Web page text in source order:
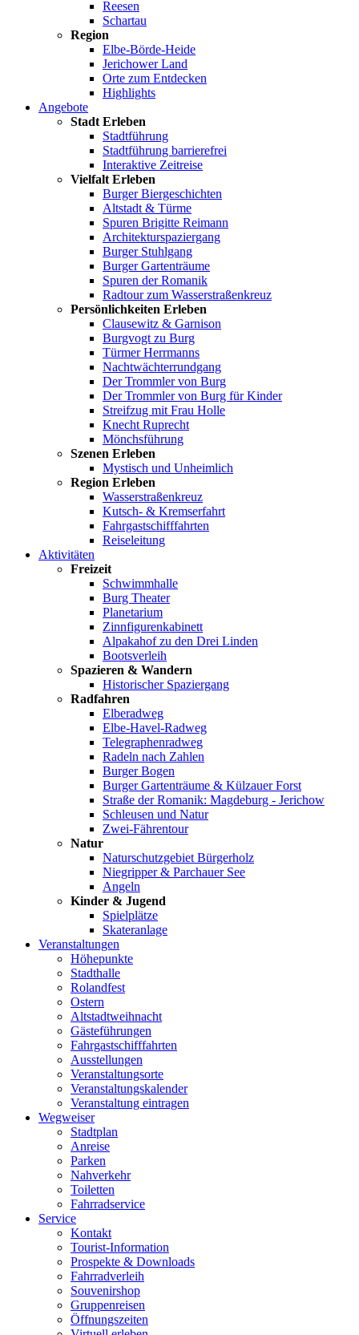
Reesen
Schartau
Region
Elbe-Börde-Heide
Jerichower Land
Orte zum Entdecken
Highlights
Angebote
Stadt Erleben
Stadtführung
Stadtführung barrierefrei
Interaktive Zeitreise
Vielfalt Erleben
Burger Biergeschichten
Altstadt & Türme
Spuren Brigitte Reimann
Architekturspaziergang
Burger Stuhlgang
Burger Gartenträume
Spuren der Romanik
Radtour zum Wasserstraßenkreuz
Persönlichkeiten Erleben
Clausewitz & Garnison
Burgvogt zu Burg
Türmer Herrmanns
Nachtwächterrundgang
Der Trommler von Burg
Der Trommler von Burg für Kinder
Streifzug mit Frau Holle
Knecht Ruprecht
Mönchsführung
Szenen Erleben
Mystisch und Unheimlich
Region Erleben
Wasserstraßenkreuz
Kutsch- & Kremserfahrt
Fahrgastschifffahrten
Reiseleitung
Aktivitäten
Freizeit
Schwimmhalle
Burg Theater
Planetarium
Zinnfigurenkabinett
Alpakahof zu den Drei Linden
Bootsverleih
Spazieren & Wandern
Historischer Spaziergang
Radfahren
Elberadweg
Elbe-Havel-Radweg
Telegraphenradweg
Radeln nach Zahlen
Burger Bogen
Burger Gartenträume & Külzauer Forst
Straße der Romanik: Magdeburg - Jerichow
Schleusen und Natur
Zwei-Fährentour
Natur
Naturschutzgebiet Bürgerholz
Niegripper & Parchauer See
Angeln
Kinder & Jugend
Spielplätze
Skateranlage
Veranstaltungen
Höhepunkte
Stadthalle
Rolandfest
Ostern
Altstadtweihnacht
Gästeführungen
Fahrgastschifffahrten
Ausstellungen
Veranstaltungsorte
Veranstaltungskalender
Veranstaltung eintragen
Wegweiser
Stadtplan
Anreise
Parken
Nahverkehr
Toiletten
Fahrradservice
Service
Kontakt
Tourist-Information
Prospekte & Downloads
Fahrradverleih
Souvenirshop
Gruppenreisen
Öffnungszeiten